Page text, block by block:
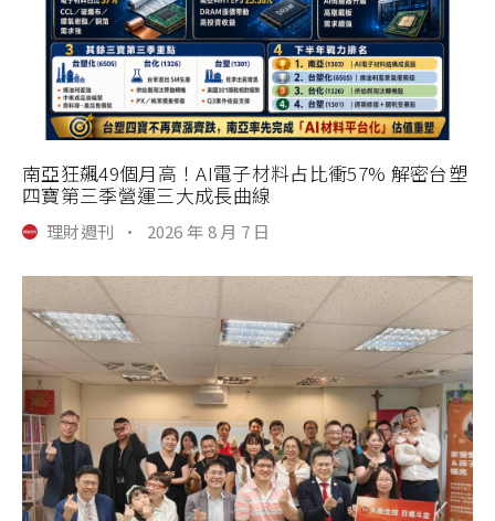
南亞狂飆49個月高！AI電子材料占比衝57% 解密台塑
四寶第三季營運三大成長曲線
理財週刊 · 2026 年 8 月 7 日